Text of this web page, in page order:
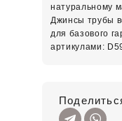
натуральному
Джинсы трубы
для базового
артикулами: